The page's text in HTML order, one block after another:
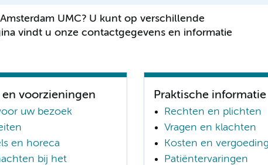
UMC? U kunt op verschillende
vindt u onze contactgegevens en informatie
en voorzieningen
uw bezoek
en horeca
bij het
Praktische informatie
Rechten en plichten
Vragen en klachten
Kosten en
Patiëntervaringen